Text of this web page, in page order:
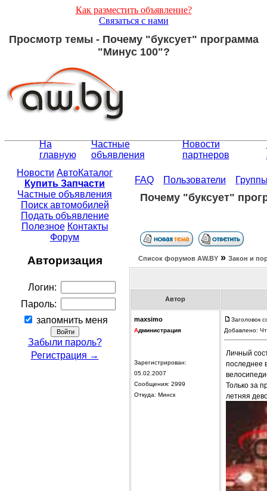
Как разместить объявление?
Связаться с нами
Просмотр темы - Почему "буксует" программа
"Минус 100"?
На
главную
Частные
объявления
Новости
партнеров
Новости АвтоКаталог
Купить Запчасти
Частные объявления
Поиск автомобилей
Подать объявление
Полезное Контакты
Форум
Авторизация
Логин:
Пароль:
запомнить меня
Забыли пароль?
Регистрация →
FAQ Пользователи
Почему "буксует"
Список форумов АW.BY » Закон и
Автор
maxsimo
Администрация
Зарегистрирован:
05.02.2007
Сообщения: 2999
Откуда: Минск
Заголовок
Добавлено:
Личный
последнее
Только за
летняя